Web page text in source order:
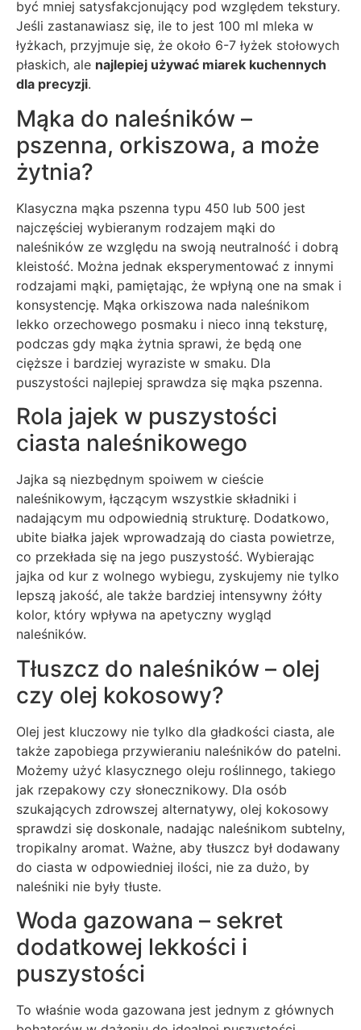
być mniej satysfakcjonujący pod względem tekstury.
Jeśli zastanawiasz się, ile to jest 100 ml mleka w
łyżkach, przyjmuje się, że około 6-7 łyżek stołowych
płaskich, ale najlepiej używać miarek kuchennych
dla precyzji.
Mąka do naleśników –
pszenna, orkiszowa, a może
żytnia?
Klasyczna mąka pszenna typu 450 lub 500 jest
najczęściej wybieranym rodzajem mąki do
naleśników ze względu na swoją neutralność i dobrą
kleistość. Można jednak eksperymentować z innymi
rodzajami mąki, pamiętając, że wpłyną one na smak i
konsystencję. Mąka orkiszowa nada naleśnikom
lekko orzechowego posmaku i nieco inną teksturę,
podczas gdy mąka żytnia sprawi, że będą one
cięższe i bardziej wyraziste w smaku. Dla
puszystości najlepiej sprawdza się mąka pszenna.
Rola jajek w puszystości
ciasta naleśnikowego
Jajka są niezbędnym spoiwem w cieście
naleśnikowym, łączącym wszystkie składniki i
nadającym mu odpowiednią strukturę. Dodatkowo,
ubite białka jajek wprowadzają do ciasta powietrze,
co przekłada się na jego puszystość. Wybierając
jajka od kur z wolnego wybiegu, zyskujemy nie tylko
lepszą jakość, ale także bardziej intensywny żółty
kolor, który wpływa na apetyczny wygląd
naleśników.
Tłuszcz do naleśników – olej
czy olej kokosowy?
Olej jest kluczowy nie tylko dla gładkości ciasta, ale
także zapobiega przywieraniu naleśników do patelni.
Możemy użyć klasycznego oleju roślinnego, takiego
jak rzepakowy czy słonecznikowy. Dla osób
szukających zdrowszej alternatywy, olej kokosowy
sprawdzi się doskonale, nadając naleśnikom subtelny,
tropikalny aromat. Ważne, aby tłuszcz był dodawany
do ciasta w odpowiedniej ilości, nie za dużo, by
naleśniki nie były tłuste.
Woda gazowana – sekret
dodatkowej lekkości i
puszystości
To właśnie woda gazowana jest jednym z głównych